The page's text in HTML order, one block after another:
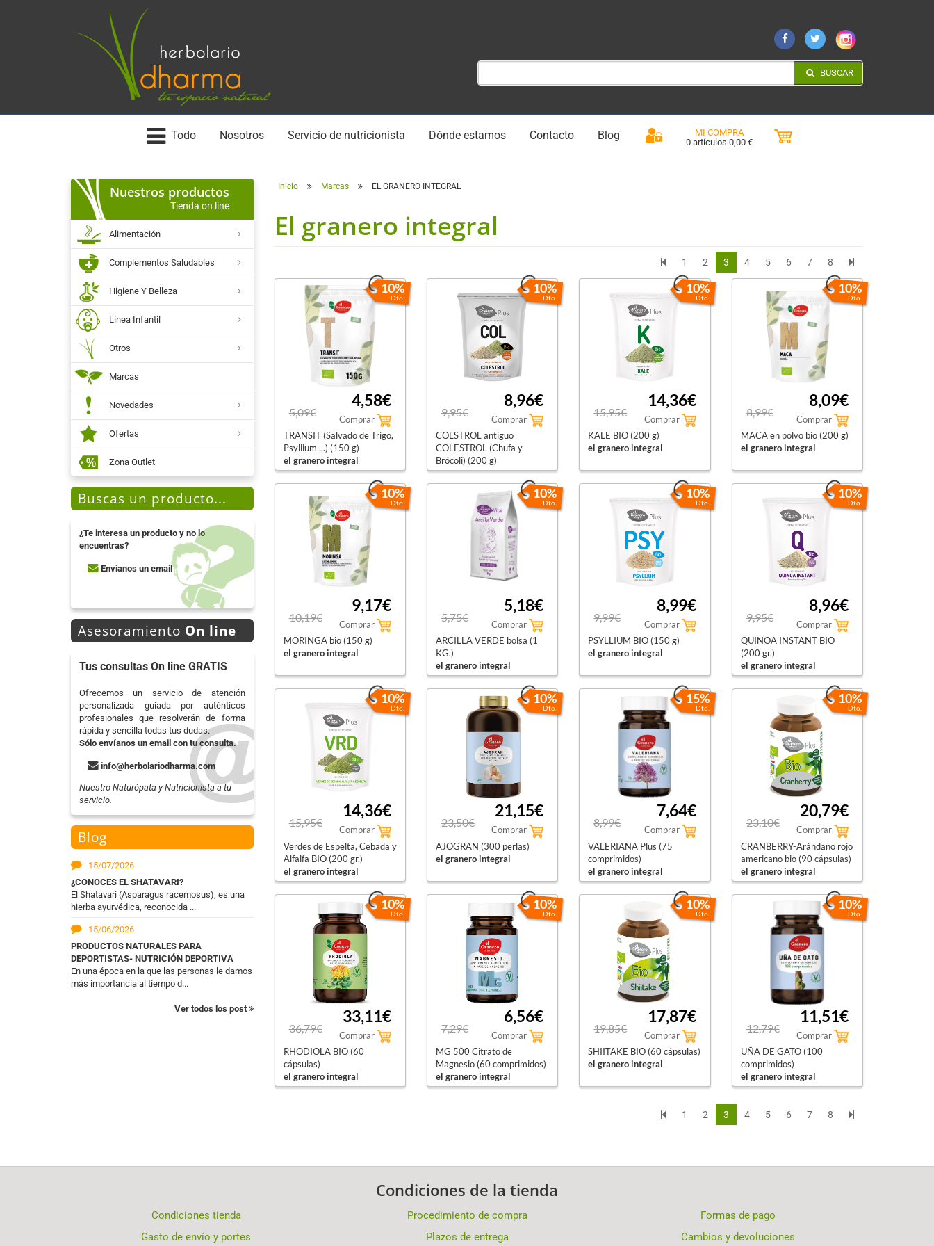
BUSCAR
Todo Nosotros Servicio de nutricionista Dónde estamos Contacto Blog
MI COMPRA
0 artículos 0,00 €
Nuestros productos
Tienda on line
Alimentación
Complementos Saludables
Higiene Y Belleza
Línea Infantil
Otros
Marcas
Novedades
Ofertas
Zona Outlet
Buscas un producto...
¿Te interesa un producto y no lo
encuentras?
Envianos un email
Asesoramiento On line
Tus consultas On line GRATIS
Ofrecemos un servicio de atención
personalizada guiada por auténticos
profesionales que resolverán de forma
rápida y sencilla todas tus dudas.
Sólo envíanos un email con tu consulta.
info@herbolariodharma.com
Nuestro Naturópata y Nutricionista a tu
servicio.
Blog
15/07/2026
¿CONOCES EL SHATAVARI?
El Shatavari (Asparagus racemosus), es una
hierba ayurvédica, reconocida ...
15/06/2026
PRODUCTOS NATURALES PARA
DEPORTISTAS- NUTRICIÓN DEPORTIVA
En una época en la que las personas le damos
más importancia al tiempo d...
Ver todos los post
Inicio Marcas EL GRANERO INTEGRAL
El granero integral
1 2 3 4 5 6 7 8
10%
Dto.
5,09€
4,58€
Comprar
TRANSIT (Salvado de Trigo,
Psyllium ...) (150 g)
el granero integral
10%
Dto.
9,95€
8,96€
Comprar
COLSTROL antiguo
COLESTROL (Chufa y
Brócoli) (200 g)
el granero integral
10%
Dto.
15,95€
14,36€
Comprar
KALE BIO (200 g)
el granero integral
10%
Dto.
8,99€
8,09€
Comprar
MACA en polvo bio (200 g)
el granero integral
10%
Dto.
10,19€
9,17€
Comprar
MORINGA bio (150 g)
el granero integral
10%
Dto.
5,75€
5,18€
Comprar
ARCILLA VERDE bolsa (1
KG.)
el granero integral
10%
Dto.
9,99€
8,99€
Comprar
PSYLLIUM BIO (150 g)
el granero integral
10%
Dto.
9,95€
8,96€
Comprar
QUINOA INSTANT BIO
(200 gr.)
el granero integral
10%
Dto.
15,95€
14,36€
Comprar
Verdes de Espelta, Cebada y
Alfalfa BIO (200 gr.)
el granero integral
10%
Dto.
23,50€
21,15€
Comprar
AJOGRAN (300 perlas)
el granero integral
15%
Dto.
8,99€
7,64€
Comprar
VALERIANA Plus (75
comprimidos)
el granero integral
10%
Dto.
23,10€
20,79€
Comprar
CRANBERRY-Arándano rojo
americano bio (90 cápsulas)
el granero integral
10%
Dto.
36,79€
33,11€
Comprar
RHODIOLA BIO (60
cápsulas)
el granero integral
10%
Dto.
7,29€
6,56€
Comprar
MG 500 Citrato de
Magnesio (60 comprimidos)
el granero integral
10%
Dto.
19,85€
17,87€
Comprar
SHIITAKE BIO (60 cápsulas)
el granero integral
10%
Dto.
12,79€
11,51€
Comprar
UÑA DE GATO (100
comprimidos)
el granero integral
1 2 3 4 5 6 7 8
Condiciones de la tienda
Condiciones tienda Procedimiento de compra
Formas de pago
Gasto de envío y portes
Plazos de entrega Cambios y devoluciones